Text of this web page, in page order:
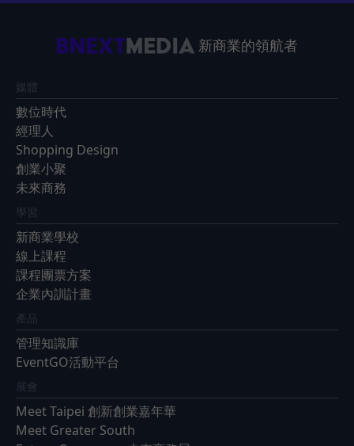
新商業的領航者
媒體
數位時代
經理人
Shopping Design
創業小聚
未來商務
學習
新商業學校
線上課程
課程團票方案
企業內訓計畫
產品
管理知識庫
EventGO活動平台
展會
Meet Taipei 創新創業嘉年華
Meet Greater South